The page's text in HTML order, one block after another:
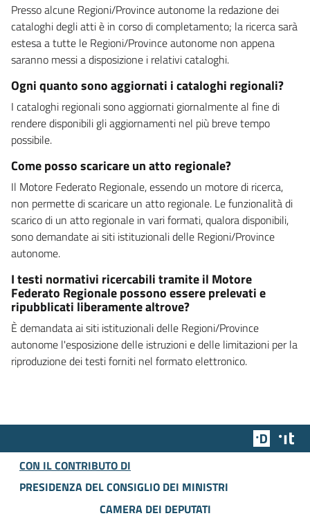
Presso alcune Regioni/Province autonome la redazione dei
cataloghi degli atti è in corso di completamento; la ricerca sarà
estesa a tutte le Regioni/Province autonome non appena
saranno messi a disposizione i relativi cataloghi.
Ogni quanto sono aggiornati i cataloghi regionali?
I cataloghi regionali sono aggiornati giornalmente al fine di
rendere disponibili gli aggiornamenti nel più breve tempo
possibile.
Come posso scaricare un atto regionale?
Il Motore Federato Regionale, essendo un motore di ricerca,
non permette di scaricare un atto regionale. Le funzionalità di
scarico di un atto regionale in vari formati, qualora disponibili,
sono demandate ai siti istituzionali delle Regioni/Province
autonome.
I testi normativi ricercabili tramite il Motore
Federato Regionale possono essere prelevati e
ripubblicati liberamente altrove?
È demandata ai siti istituzionali delle Regioni/Province
autonome l'esposizione delle istruzioni e delle limitazioni per la
riproduzione dei testi forniti nel formato elettronico.
Team
CON IL CONTRIBUTO DI
PRESIDENZA DEL CONSIGLIO DEI MINISTRI
CAMERA DEI DEPUTATI